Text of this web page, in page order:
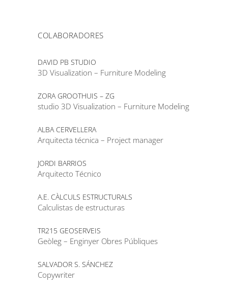
COLABORADORES
DAVID PB STUDIO
3D Visualization – Furniture Modeling
ZORA GROOTHUIS – ZG
studio 3D Visualization – Furniture Modeling
ALBA CERVELLERA
Arquitecta técnica – Project manager
JORDI BARRIOS
Arquitecto Técnico
A.E. CÀLCULS ESTRUCTURALS
Calculistas de estructuras
TR215 GEOSERVEIS
Geòleg – Enginyer Obres Públiques
SALVADOR S. SÁNCHEZ
Copywriter